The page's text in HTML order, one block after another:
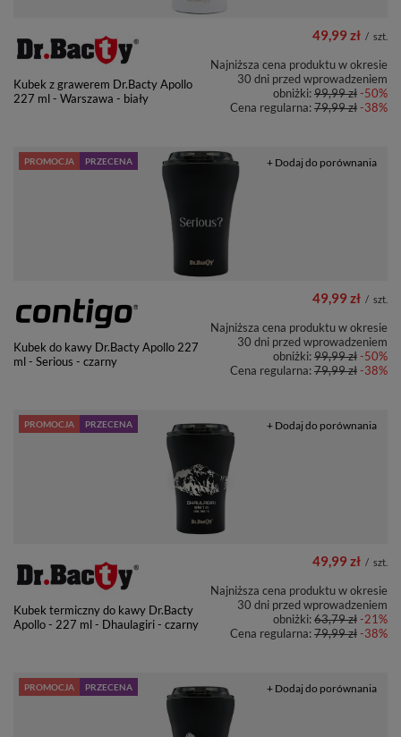
Kubek z grawerem Dr.Bacty Apollo
227 ml - Warszawa - biały
49,99 zł / szt.
Najniższa cena produktu w okresie
30 dni przed wprowadzeniem
obniżki:99,99 zł-50%
Cena regularna:79,99 zł-38%
PROMOCJA PRZECENA
Kubek do kawy Dr.Bacty Apollo 227
ml - Serious - czarny
49,99 zł / szt.
Najniższa cena produktu w okresie
30 dni przed wprowadzeniem
obniżki:99,99 zł-50%
Cena regularna:79,99 zł-38%
+ Dodaj do porównania
PROMOCJA PRZECENA
Kubek termiczny do kawy Dr.Bacty
Apollo - 227 ml - Dhaulagiri - czarny
49,99 zł / szt.
Najniższa cena produktu w okresie
30 dni przed wprowadzeniem
obniżki:63,79 zł-21%
Cena regularna:79,99 zł-38%
+ Dodaj do porównania
PROMOCJA PRZECENA + Dodaj do porównania